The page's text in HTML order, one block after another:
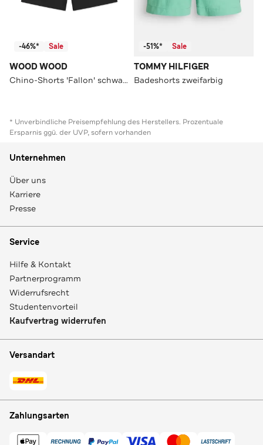
-46%* Sale
WOOD WOOD
Chino-Shorts 'Fallon' schwarz
-51%* Sale
TOMMY HILFIGER
Badeshorts zweifarbig
* Unverbindliche Preisempfehlung des Herstellers. Prozentuale
Ersparnis ggü. der UVP, sofern vorhanden
Unternehmen
Über uns
Karriere
Presse
Service
Hilfe & Kontakt
Partnerprogramm
Widerrufsrecht
Studentenvorteil
Kaufvertrag widerrufen
Versandart
Zahlungsarten